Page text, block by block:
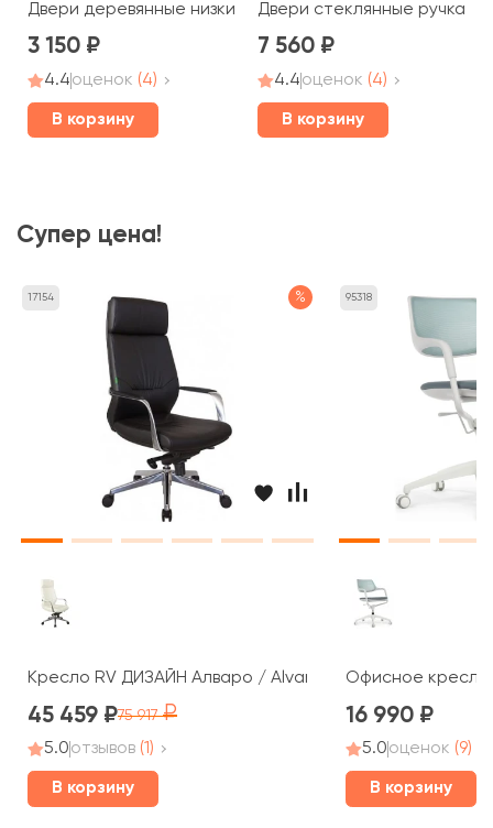
Двери деревянные низкие без замка ручка скоба
3 150
4.4оценок (4)
В корзину
Двери стеклянные ручка
7 560
4.4оценок (4)
В корзину
Супер цена!
17154 %
Кресло RV ДИЗАЙН Алваро / Alvaro (A1815)
45 459 75 917
5.0отзывов (1)
В корзину
95318
Офисное кресло
16 990
5.0оценок (9)
В корзину